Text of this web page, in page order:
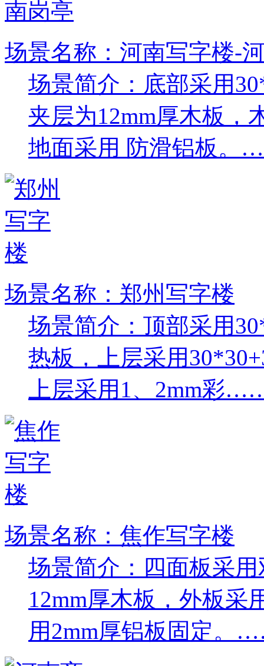
场景名称：河南写字楼-
场景简介：底部采用
夹层为12mm厚木板，
地面采用 防滑铝板
场景名称：郑州写字楼
场景简介：顶部采用
热板，上层采用
上层采用1、2mm彩
场景名称：焦作写字楼
场景简介：四面板采
12mm厚木板，外板采
用2mm厚铝板固定。